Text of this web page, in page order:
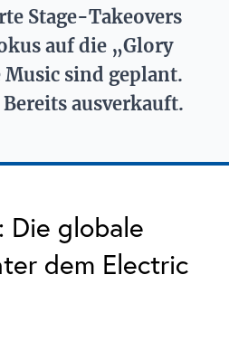
Stage-Takeovers
auf die „Glory
Music sind geplant.
ausverkauft.
Die globale
dem Electric